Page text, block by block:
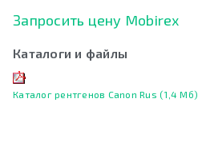
Запросить цену Mobirex
Каталоги и файлы
Каталог рентгенов Canon Rus (1,4 Мб)